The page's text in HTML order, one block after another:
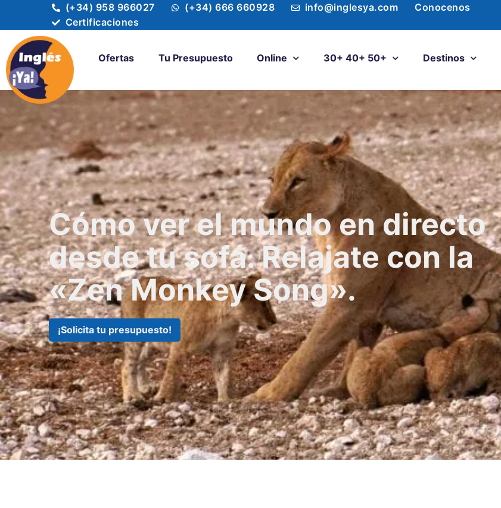
(+34) 958 966027 (+34) 666 660928 info@inglesya.com
Conocenos
Certificaciones
Ofertas Tu Presupuesto Online 30+ 40+ 50+ Destinos
Cómo ver el mundo en directo
desde tu sofá. Relajate con la
«Zen Monkey Song».
¡Solicita tu presupuesto!